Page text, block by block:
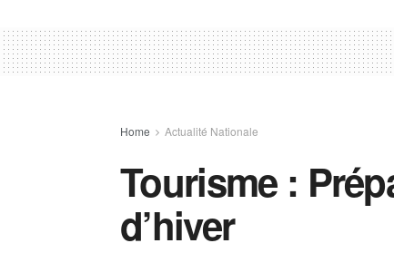
Home Actualité Nationale
Tourisme :
d’hiver